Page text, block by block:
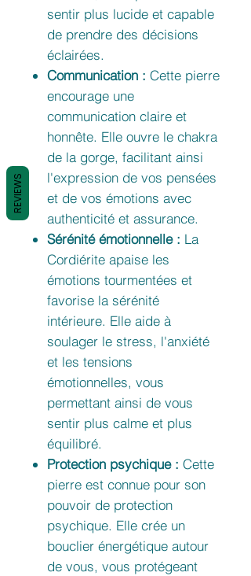
sentir plus lucide et capable
de prendre des décisions
éclairées.
Communication : Cette pierre
encourage une
communication claire et
honnête. Elle ouvre le chakra
de la gorge, facilitant ainsi
l'expression de vos pensées
et de vos émotions avec
authenticité et assurance.
Sérénité émotionnelle : La
Cordiérite apaise les
émotions tourmentées et
favorise la sérénité
intérieure. Elle aide à
soulager le stress, l'anxiété
et les tensions
émotionnelles, vous
permettant ainsi de vous
sentir plus calme et plus
équilibré.
Protection psychique : Cette
pierre est connue pour son
pouvoir de protection
psychique. Elle crée un
bouclier énergétique autour
de vous, vous protégeant
REVIEWS